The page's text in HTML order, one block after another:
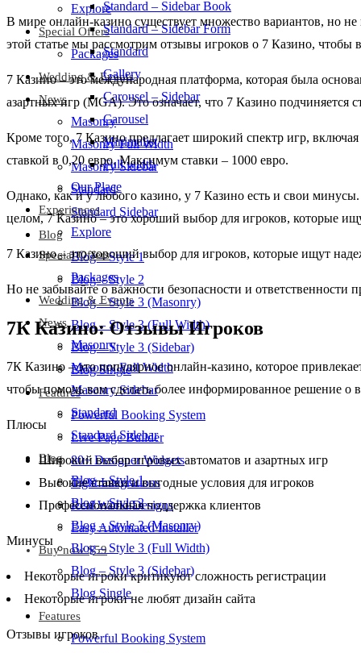
Explore
Special Offers
Packages
Wedding & Events
News
Masonry
Masonry Full Width
Masonry Sidebar
Standard
Standard Sidebar
Blog
Blog – Style 1
Blog – Style 2
Blog – Style 3 (Masonry)
Blog – Style 3 (Full Width)
Blog – Style 3 (Sidebar)
Blog Single
Features
Powerful Booking System
Live Page Builder
80+ Designer Widgets
Tight Integrations
Real World Designs
Easy Automated Installer
Buy now $59
Standard – Sidebar Book
Standard – Sidebar Form
Standard
Gallery
Carousel – Sidebar
Carousel
Minimalist
Full width
Our Place
Experiences
Explore
Special Offers
Packages
Wedding & Events
News
Masonry
Masonry Full Width
Masonry Sidebar
Standard
Standard Sidebar
Blog
Blog – Style 1
Blog – Style 2
Blog – Style 3 (Masonry)
Blog – Style 3 (Full Width)
Blog – Style 3 (Sidebar)
Blog Single
Features
Powerful Booking System
В мире онлайн-казино существует множество вариантов, но
этой статье мы рассмотрим отзывы игроков о 7 Казино, чтобы
7 Казино – это международная платформа, которая была
азартных игр (MGA). Это означает, что 7 Казино подчиняется
Кроме того, 7 Казино предлагает широкий спектр игр,
ставкой в 0,20 евро. Максимум ставки – 1000 евро.
Однако, как и у любого казино, у 7 Казино есть и свои
целом, 7 Казино – это хороший выбор для игроков, которые
7 Казино – это хороший выбор для игроков, которые ищут
Но не забывайте о важности безопасности и ответственности
7К Казино: Отзывы Игроков
7К Казино – это популярное онлайн-казино, которое
чтобы помочь вам сделать более информированное решение о
Плюсы
Широкий выбор игровых автоматов и азартных игр
Высокие ставки и выгодные условия для игроков
Профессиональная поддержка клиентов
Минусы
Некоторые игроки критикуют сложность регистрации
Некоторые игроки не любят дизайн сайта
Отзывы игроков